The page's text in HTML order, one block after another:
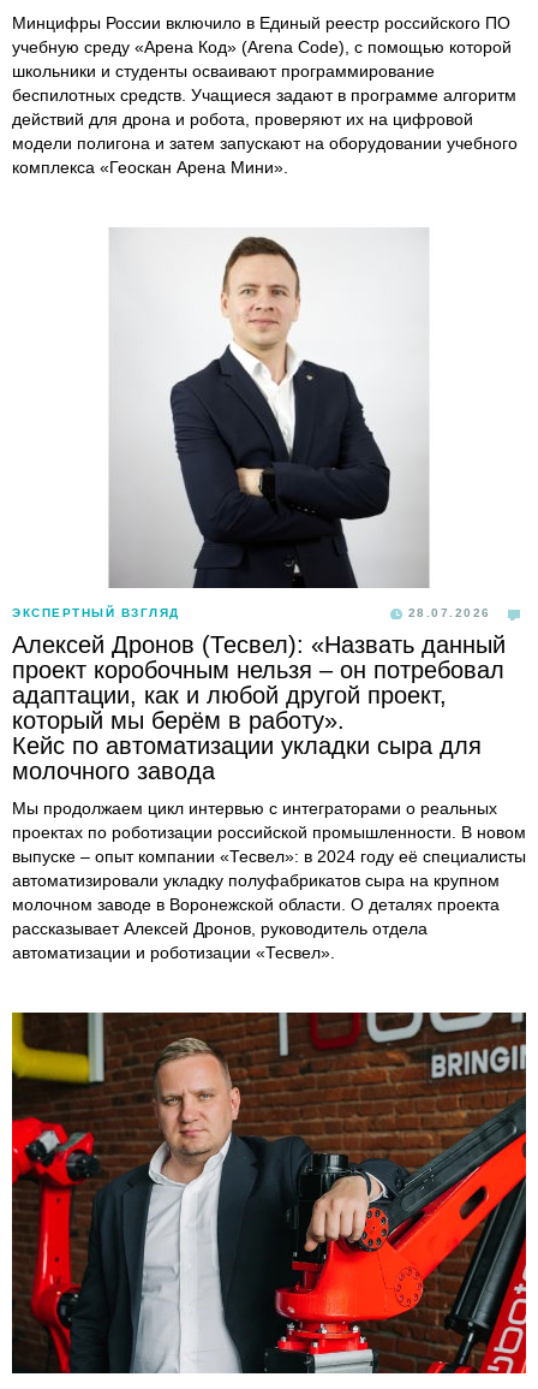
Минцифры России включило в Единый реестр российского ПО
учебную среду «Арена Код» (Arena Code), с помощью которой
школьники и студенты осваивают программирование
беспилотных средств. Учащиеся задают в программе алгоритм
действий для дрона и робота, проверяют их на цифровой
модели полигона и затем запускают на оборудовании учебного
комплекса «Геоскан Арена Мини».
ЭКСПЕРТНЫЙ ВЗГЛЯД 28.07.2026
Алексей Дронов (Тесвел): «Назвать данный
проект коробочным нельзя – он потребовал
адаптации, как и любой другой проект,
который мы берём в работу».
Кейс по автоматизации укладки сыра для
молочного завода
Мы продолжаем цикл интервью с интеграторами о реальных
проектах по роботизации российской промышленности. В новом
выпуске – опыт компании «Тесвел»: в 2024 году её специалисты
автоматизировали укладку полуфабрикатов сыра на крупном
молочном заводе в Воронежской области. О деталях проекта
рассказывает Алексей Дронов, руководитель отдела
автоматизации и роботизации «Тесвел».